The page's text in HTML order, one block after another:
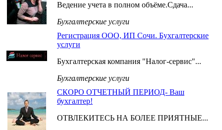
Ведение учета в полном объёме.Сдача...
Бухгалтерские услуги
Регистрация ООО, ИП Сочи. Бухгалтерские
услуги
Бухгалтерская компания "Налог-сервис"...
Бухгалтерские услуги
СКОРО ОТЧЕТНЫЙ ПЕРИОД- Ваш
бухгалтер!
ОТВЛЕКИТЕСЬ НА БОЛЕЕ ПРИЯТНЫЕ...